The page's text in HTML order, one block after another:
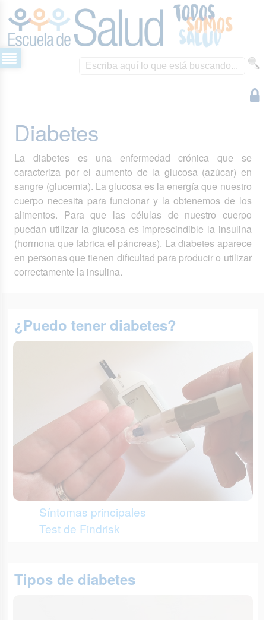
Diabetes
La diabetes es una enfermedad crónica que se
caracteriza por el aumento de la glucosa (azúcar) en
sangre (glucemia). La glucosa es la energía que nuestro
cuerpo necesita para funcionar y la obtenemos de los
alimentos. Para que las células de nuestro cuerpo
puedan utilizar la glucosa es imprescindible la insulina
(hormona que fabrica el páncreas). La diabetes aparece
en personas que tienen dificultad para producir o utilizar
correctamente la insulina.
¿Puedo tener diabetes?
Síntomas principales
Test de Findrisk
Tipos de diabetes